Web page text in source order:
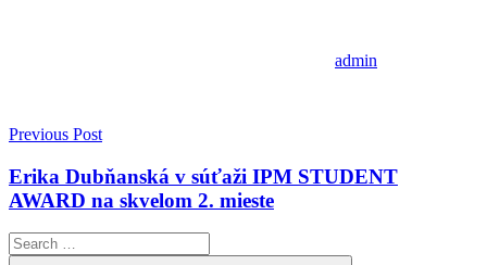
admin
Navigácia
v
článku
Previous Post
Erika Dubňanská v súťaži IPM STUDENT
AWARD na skvelom 2. mieste
Search
for: